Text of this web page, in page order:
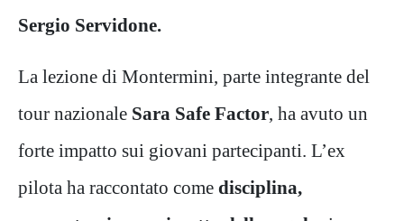
Sergio Servidone.
La lezione di Montermini, parte integrante del
tour nazionale Sara Safe Factor, ha avuto un
forte impatto sui giovani partecipanti. L’ex
pilota ha raccontato come disciplina,